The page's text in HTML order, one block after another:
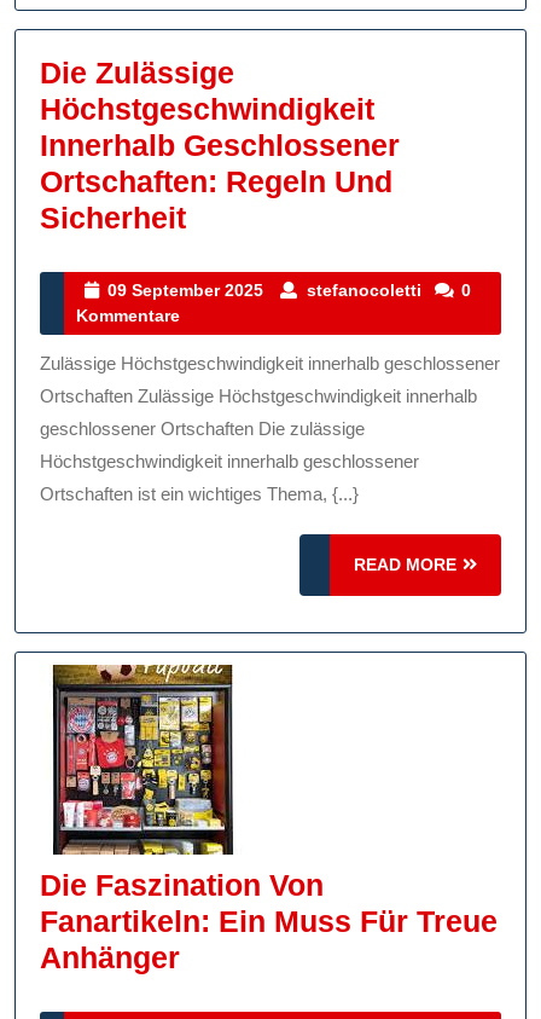
Die Zulässige
Höchstgeschwindigkeit
Innerhalb Geschlossener
Ortschaften: Regeln Und
SicherheitDie
Höchstgeschwindigkeit
Geschlossener
Ortschaften:
Regeln
Und
Sicherheit
09 September 2025
09
2025
stefanocoletti stefanocoletti
0
Kommentare
Zulässige Höchstgeschwindigkeit innerhalb geschlossener
Ortschaften Zulässige Höchstgeschwindigkeit innerhalb
geschlossener Ortschaften Die zulässige
Höchstgeschwindigkeit innerhalb geschlossener
Ortschaften ist ein wichtiges Thema, {...}
READ MORE
READ
MORE
Die Faszination Von
Fanartikeln: Ein Muss Für Treue
AnhängerDie